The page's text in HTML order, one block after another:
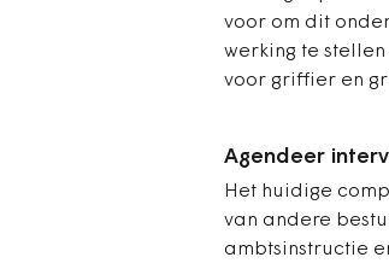
voor om dit
werking te
voor griffier en
Agendeer
Het huidige
van andere
ambtsinstructie